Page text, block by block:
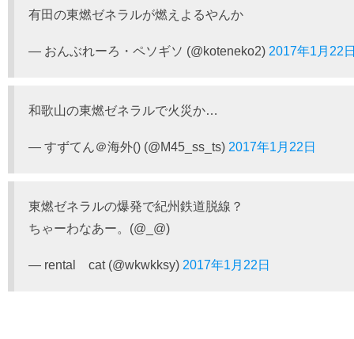
有田の東燃ゼネラルが燃えよるやんか
— おんぶれーろ・ペソギソ (@koteneko2) 2017年1月22日
和歌山の東燃ゼネラルで火災か…
— すずてん＠海外() (@M45_ss_ts) 2017年1月22日
東燃ゼネラルの爆発で紀州鉄道脱線？
ちゃーわなあー。(@_@)
— rental cat (@wkwkksy) 2017年1月22日